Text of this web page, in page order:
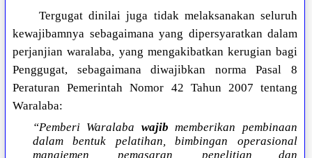
Tergugat dinilai juga tidak melaksanakan seluruh
kewajibamnya sebagaimana yang dipersyaratkan dalam
perjanjian waralaba, yang mengakibatkan kerugian bagi
Penggugat, sebagaimana diwajibkan norma Pasal 8
Peraturan Pemerintah Nomor 42 Tahun 2007 tentang
Waralaba:
“Pemberi Waralaba wajib memberikan pembinaan
dalam bentuk pelatihan, bimbingan operasional
manajemen, pemasaran, penelitian dan